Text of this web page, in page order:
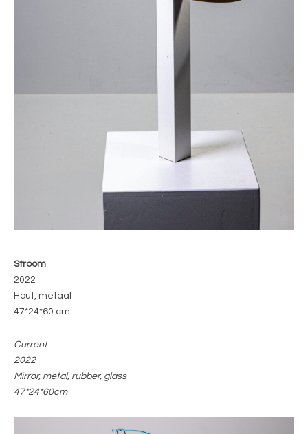
Stroom
2022
Hout, metaal
47*24*60 cm
Current
2022
Mirror, metal, rubber, glass
47*24*60cm